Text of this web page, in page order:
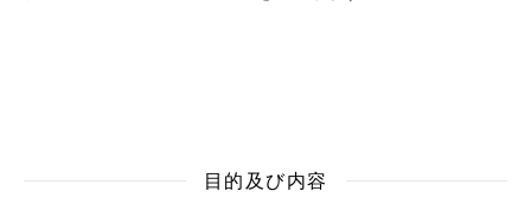
目的及び内容